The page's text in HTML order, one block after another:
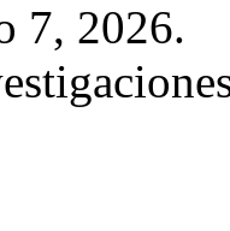
7, 2026.